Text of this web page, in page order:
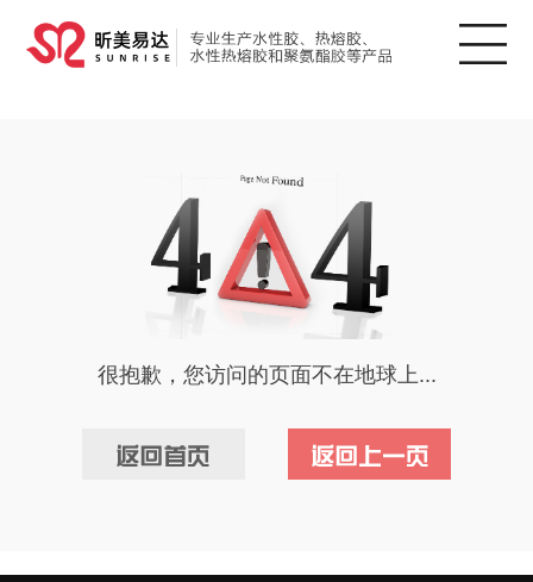
很抱歉，您访问的页面不在地球上...